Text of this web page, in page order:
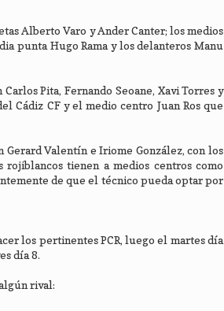
Alberto Varo y Ander Canter; los medios
punta Hugo Rama y los delanteros Manu
Pita, Fernando Seoane, Xavi Torres y
Cádiz CF y el medio centro Juan Ros que
Gerard Valentín e Iriome González, con los
tienen a medios centros como
de que el técnico pueda optar por
los pertinentes PCR, luego el martes día
día 8.
rival: